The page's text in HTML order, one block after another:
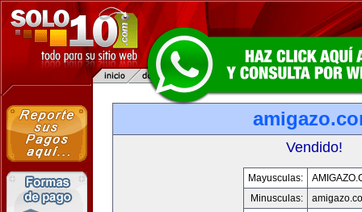
Vendido!
Mayusculas:
Minusculas: